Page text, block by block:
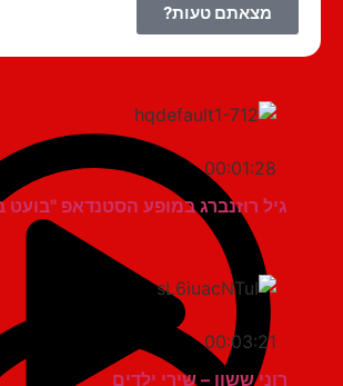
מצאתם טעות?
00:01:28
גיל רוזנברג במופע הסטנדאפ "בועט בעצמי"
00:03:21
רוני ששון – שירי ילדים